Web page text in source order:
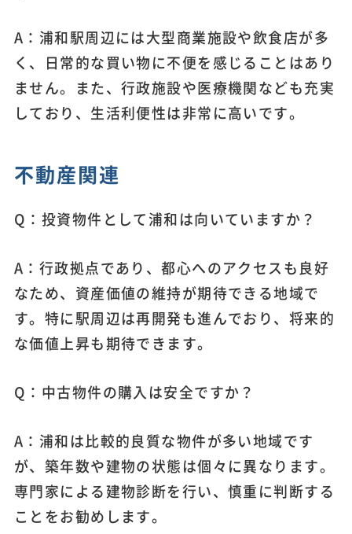
A：浦和駅周辺には大型商業施設や飲食店が多
く、日常的な買い物に不便を感じることはあり
ません。また、行政施設や医療機関なども充実
しており、生活利便性は非常に高いです。
不動産関連
Q：投資物件として浦和は向いていますか？
A：行政拠点であり、都心へのアクセスも良好
なため、資産価値の維持が期待できる地域で
す。特に駅周辺は再開発も進んでおり、将来的
な価値上昇も期待できます。
Q：中古物件の購入は安全ですか？
A：浦和は比較的良質な物件が多い地域です
が、築年数や建物の状態は個々に異なります。
専門家による建物診断を行い、慎重に判断する
ことをお勧めします。